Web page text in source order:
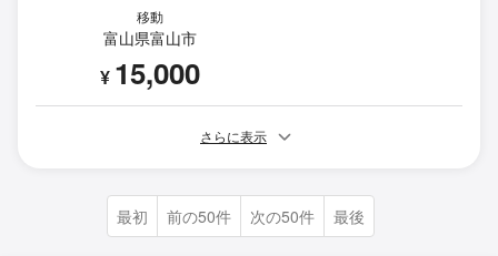
移動
富山県富山市
¥ 15,000
さらに表示
最初 前の50件 次の50件 最後